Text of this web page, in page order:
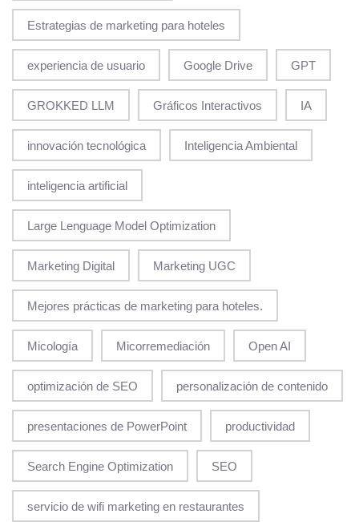
Estrategias de marketing para hoteles
experiencia de usuario Google Drive GPT
GROKKED LLM Gráficos Interactivos IA
innovación tecnológica Inteligencia Ambiental
inteligencia artificial
Large Lenguage Model Optimization
Marketing Digital Marketing UGC
Mejores prácticas de marketing para hoteles.
Micología Micorremediación Open AI
optimización de SEO personalización de contenido
presentaciones de PowerPoint productividad
Search Engine Optimization SEO
servicio de wifi marketing en restaurantes